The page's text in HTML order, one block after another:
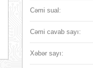
Cəmi sual:
Cəmi cavab sayı:
Xəbər sayı: